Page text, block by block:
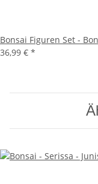
Bonsai Figuren Set -
36,99 € *